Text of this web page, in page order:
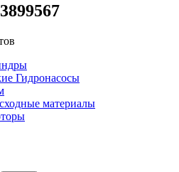
Гидронасосы
материалы